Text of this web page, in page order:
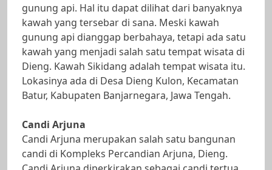
gunung api. Hal itu dapat dilihat dari banyaknya
kawah yang tersebar di sana. Meski kawah
gunung api dianggap berbahaya, tetapi ada satu
kawah yang menjadi salah satu tempat wisata di
Dieng. Kawah Sikidang adalah tempat wisata itu.
Lokasinya ada di Desa Dieng Kulon, Kecamatan
Batur, Kabupaten Banjarnegara, Jawa Tengah.
Candi Arjuna
Candi Arjuna merupakan salah satu bangunan
candi di Kompleks Percandian Arjuna, Dieng.